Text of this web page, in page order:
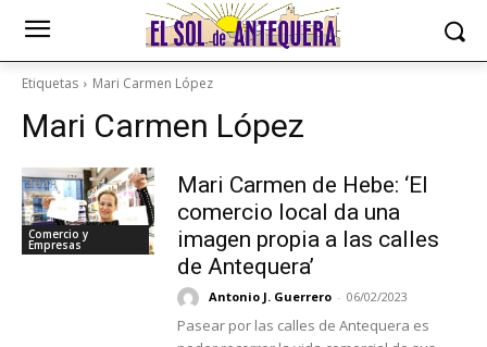
Etiquetas Mari Carmen López
Mari Carmen López
Comercio y
Empresas
Mari Carmen de Hebe: ‘El
comercio local da una
imagen propia a las calles
de Antequera’
Antonio J. Guerrero - 06/02/2023
Pasear por las calles de Antequera es